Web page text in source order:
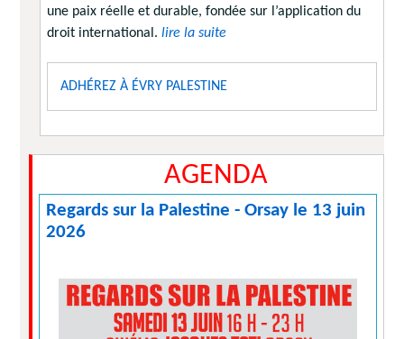
une paix réelle et durable, fondée sur l’application du
droit international. lire la suite
ADHÉREZ À ÉVRY PALESTINE
AGENDA
Regards sur la Palestine - Orsay le 13 juin
2026